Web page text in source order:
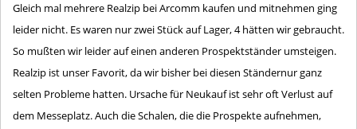
Gleich mal mehrere Realzip bei Arcomm kaufen und mitnehmen ging
leider nicht. Es waren nur zwei Stück auf Lager, 4 hätten wir gebraucht.
So mußten wir leider auf einen anderen Prospektständer umsteigen.
Realzip ist unser Favorit, da wir bisher bei diesen Ständernur ganz
selten Probleme hatten. Ursache für Neukauf ist sehr oft Verlust auf
dem Messeplatz. Auch die Schalen, die die Prospekte aufnehmen,